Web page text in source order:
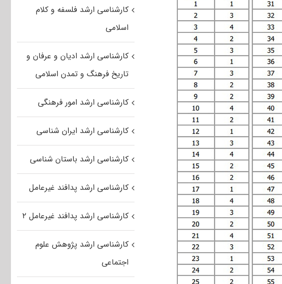
کارشناسی ارشد فلسفه و کلام
اسلامی
کارشناسی ارشد ادیان و عرفان و
تاریخ فرهنگ و تمدن اسلامی
کارشناسی ارشد امور فرهنگی
کارشناسی ارشد ایران شناسی
کارشناسی ارشد باستان شناسی
کارشناسی ارشد پدافند غیرعامل
کارشناسی ارشد پدافند غیرعامل ۲
کارشناسی ارشد پژوهش علوم
اجتماعی